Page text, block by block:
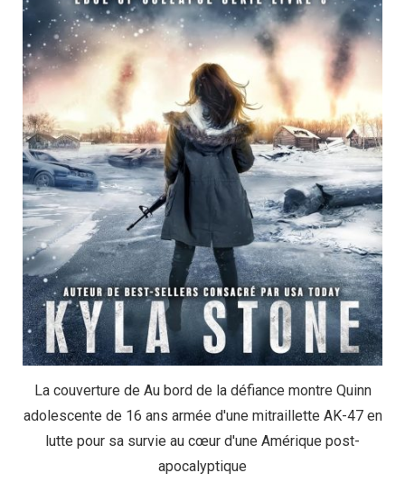
La couverture de Au bord de la défiance montre Quinn
adolescente de 16 ans armée d'une mitraillette AK-47 en
lutte pour sa survie au cœur d'une Amérique post-
apocalyptique